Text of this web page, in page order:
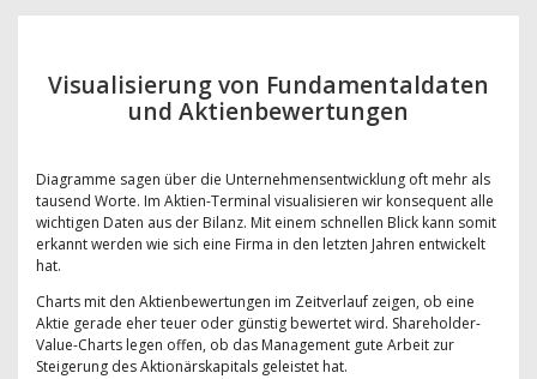
Visualisierung von Fundamentaldaten
und Aktienbewertungen
Diagramme sagen über die Unternehmensentwicklung oft mehr als
tausend Worte. Im Aktien-Terminal visualisieren wir konsequent alle
wichtigen Daten aus der Bilanz. Mit einem schnellen Blick kann somit
erkannt werden wie sich eine Firma in den letzten Jahren entwickelt
hat.
Charts mit den Aktienbewertungen im Zeitverlauf zeigen, ob eine
Aktie gerade eher teuer oder günstig bewertet wird. Shareholder-
Value-Charts legen offen, ob das Management gute Arbeit zur
Steigerung des Aktionärskapitals geleistet hat.